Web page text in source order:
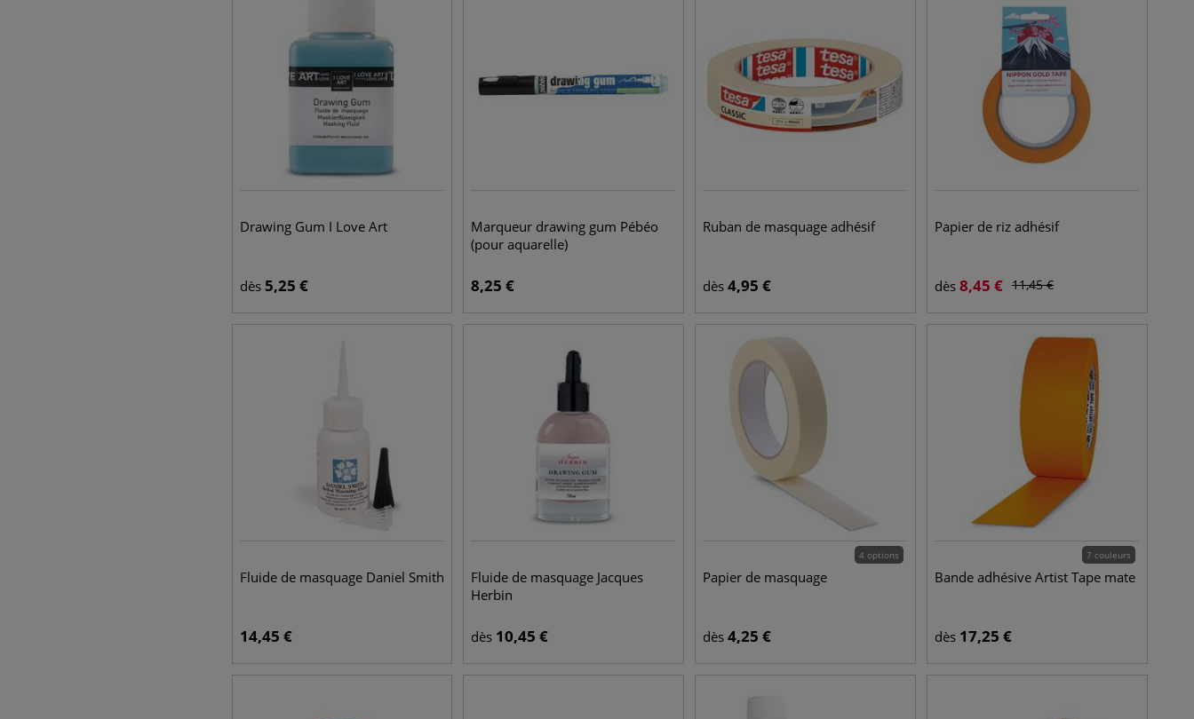
Drawing Gum I Love Art
dès 5,25 €
Marqueur drawing gum Pébéo
(pour aquarelle)
8,25 €
Ruban de masquage adhésif
dès 4,95 €
Papier de riz adhésif
dès 8,45 € 11,45€
Fluide de masquage Daniel Smith
14,45 €
Fluide de masquage Jacques
Herbin
dès 10,45 €
4 options
Papier de masquage
dès 4,25 €
7 couleurs
Bande adhésive Artist Tape mate
dès 17,25 €